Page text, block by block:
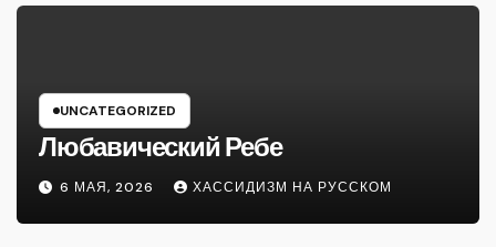
UNCATEGORIZED
Любавический Ребе
6 МАЯ, 2026 ХАССИДИЗМ НА РУССКОМ